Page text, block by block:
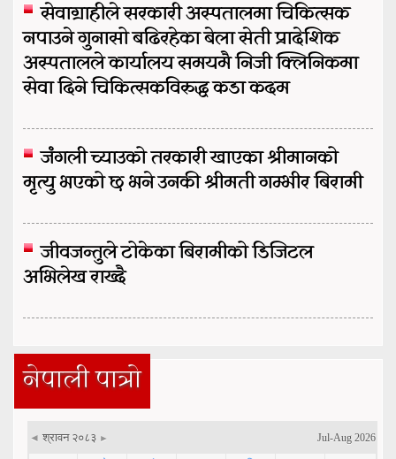
सेवाग्राहीले सरकारी अस्पतालमा चिकित्सक
नपाउने गुनासो बढिरहेका बेला सेती प्रादेशिक
अस्पतालले कार्यालय समयमै निजी क्लिनिकमा
सेवा दिने चिकित्सकविरुद्ध कडा कदम
जंगली च्याउको तरकारी खाएका श्रीमानको
मृत्यु भएको छ भने उनकी श्रीमती गम्भीर बिरामी
जीवजन्तुले टोकेका बिरामीको डिजिटल
अभिलेख राख्दै
नेपाली पात्रो